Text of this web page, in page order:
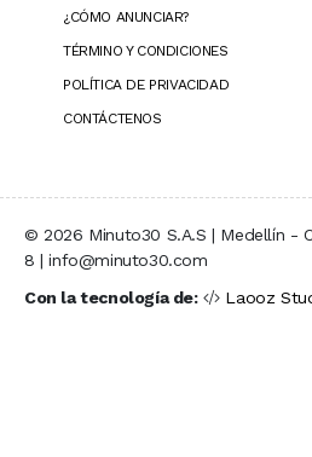
¿CÓMO ANUNCIAR?
TÉRMINO Y CONDICIONES
POLÍTICA DE PRIVACIDAD
CONTÁCTENOS
© 2026 Minuto30 S.A.S | Medellín -
8 | info@minuto30.com
Con la tecnología de:
Laooz